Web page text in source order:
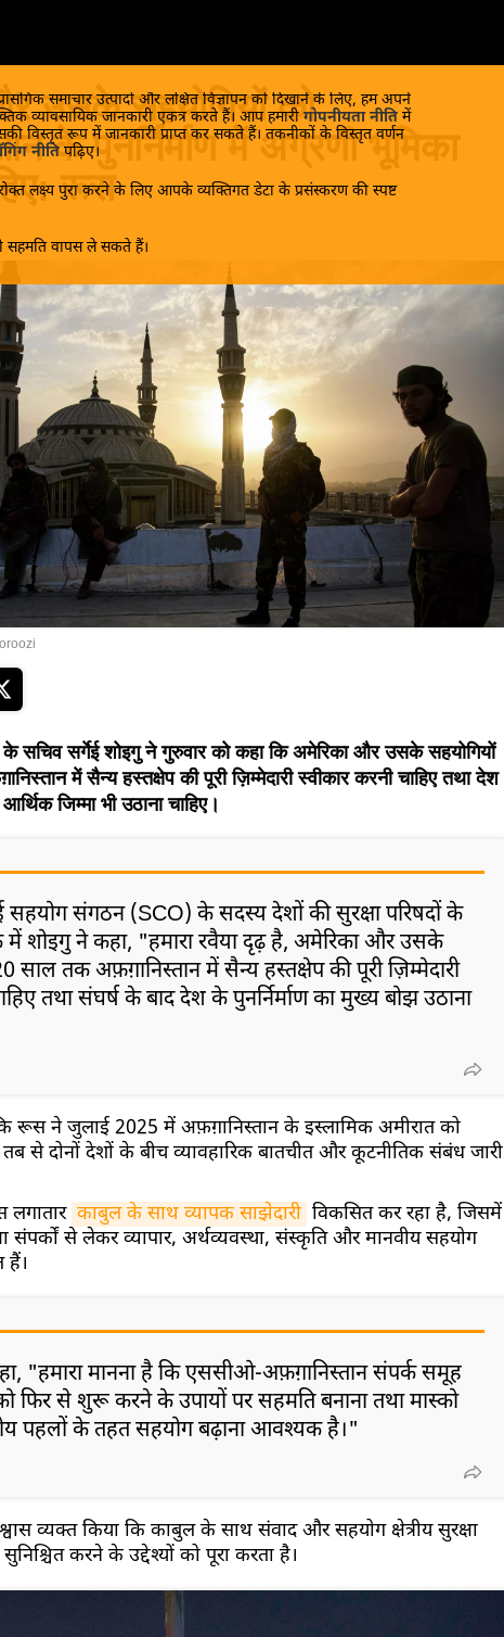
समाचार उत्पादों और लक्षित विज्ञापन को दिखाने के लिए, हम अपने
व्यावसायिक जानकारी एकत्र करते हैं। आप हमारी गोपनीयता नीति में
विस्तृत रूप में जानकारी प्राप्त कर सकते हैं। तकनीकों के विस्तृत वर्णन
नीति पढ़िए।
लक्ष्य पुरा करने के लिए आपके व्यक्तिगत डेटा के प्रसंस्करण की स्पष्ट
सहमति वापस ले सकते हैं।
उसके सहयोगियों को
के पुनर्निर्माण में अग्रणी भूमिका
रूस
के सचिव सर्गेई शोइगु ने गुरुवार को कहा कि अमेरिका और उसके सहयोगियों
में सैन्य हस्तक्षेप की पूरी ज़िम्मेदारी स्वीकार करनी चाहिए तथा देश
जिम्मा भी उठाना चाहिए।
संगठन (SCO) के सदस्य देशों की सुरक्षा परिषदों के
शोइगु ने कहा, "हमारा रवैया दृढ़ है, अमेरिका और उसके
साल तक अफ़ग़ानिस्तान में सैन्य हस्तक्षेप की पूरी ज़िम्मेदारी
तथा संघर्ष के बाद देश के पुनर्निर्माण का मुख्य बोझ उठाना
कि रूस ने जुलाई 2025 में अफ़ग़ानिस्तान के इस्लामिक अमीरात को
तब से दोनों देशों के बीच व्यावहारिक बातचीत और कूटनीतिक संबंध जारी
काबुल के साथ व्यापक साझेदारी विकसित कर रहा है, जिसमें
संपर्कों से लेकर व्यापार, अर्थव्यवस्था, संस्कृति और मानवीय सहयोग
हैं।
"हमारा मानना है कि एससीओ-अफ़ग़ानिस्तान संपर्क समूह
फिर से शुरू करने के उपायों पर सहमति बनाना तथा मास्को
पहलों के तहत सहयोग बढ़ाना आवश्यक है।"
व्यक्त किया कि काबुल के साथ संवाद और सहयोग क्षेत्रीय सुरक्षा
करने के उद्देश्यों को पूरा करता है।